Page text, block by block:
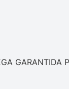
PELO